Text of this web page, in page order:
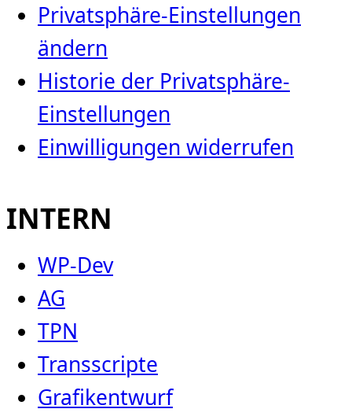
Privatsphäre-Einstellungen
ändern
Historie der Privatsphäre-
Einstellungen
Einwilligungen widerrufen
INTERN
WP-Dev
AG
TPN
Transscripte
Grafikentwurf